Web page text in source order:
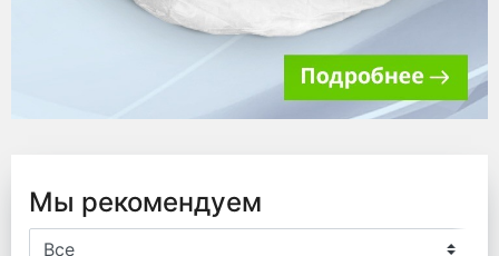
Мы рекомендуем